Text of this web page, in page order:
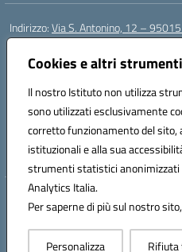
Cookies e altri
Il nostro Istituto non utilizza
sono utilizzati esclusivamente
corretto funzionamento del sito,
istituzionali e alla sua
strumenti statistici anonimizzati
Analytics Italia.
Per saperne di più sul nostro
Personalizza
Indirizzo:Via S. Antonino, 12 –
Centralino:
Posta elettronica certificata (PEC):
Codice fiscale: 83002470876
Codice meccanografico:CTIC83200R
Codice Indice delle Pubbliche
Codice unico di fatturazione (CUF):
Hosting &
Concept &